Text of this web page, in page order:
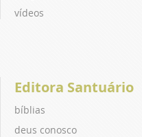
vídeos
Editora Santuário
bíblias
deus conosco